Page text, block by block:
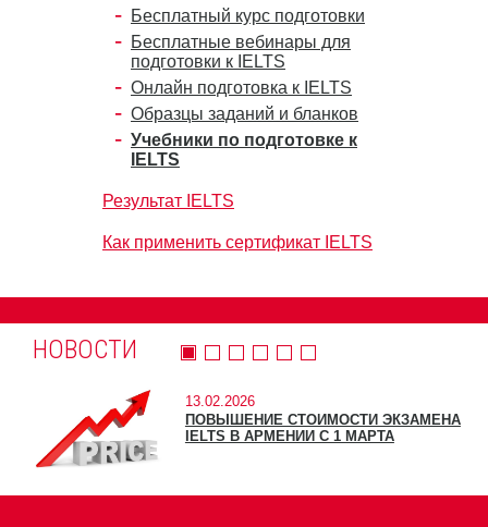
Бесплатный курс подготовки
Бесплатные вебинары для
подготовки к IELTS
Онлайн подготовка к IELTS
Образцы заданий и бланков
Учебники по подготовке к
IELTS
Результат IELTS
Как применить сертификат IELTS
НОВОСТИ
13.02.2026
ПОВЫШЕНИЕ СТОИМОСТИ ЭКЗАМЕНА
IELTS В АРМЕНИИ С 1 МАРТА